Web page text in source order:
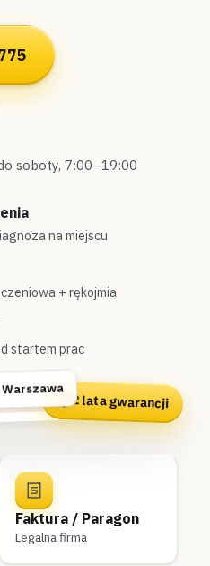
soboty, 7:00–19:00
na miejscu
+ rękojmia
startem prac
2 lata gwarancji
Faktura / Paragon
Legalna firma